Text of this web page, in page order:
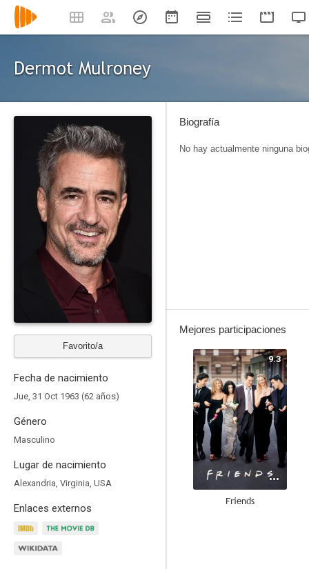
Dermot Mulroney
Favorito/a
Fecha de nacimiento
Jue, 31 Oct 1963 (62 años)
Género
Masculino
Lugar de nacimiento
Alexandria, Virginia, USA
Enlaces externos
Biografía
No hay actualmente ninguna
Mejores participaciones
9.3
Friends